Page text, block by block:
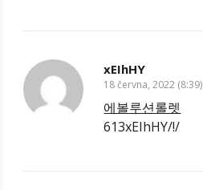
xEIhHY
18 června, 2022 (8:39)
에볼루션롤렛
613xEIhHY/!/